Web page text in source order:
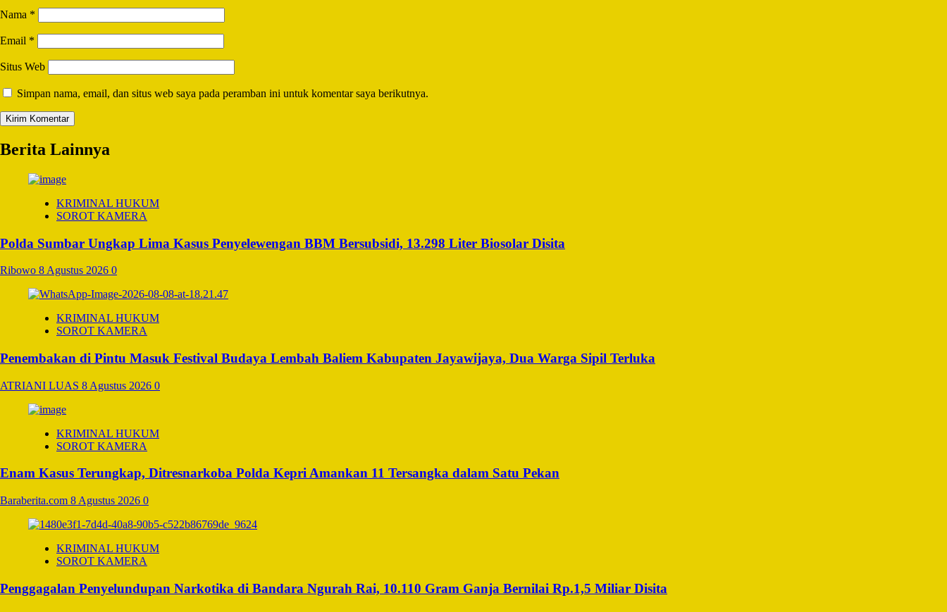
Nama *
Email *
Situs Web
Simpan nama, email, dan situs web saya pada peramban ini untuk komentar saya berikutnya.
Berita Lainnya
KRIMINAL HUKUM
SOROT KAMERA
Polda Sumbar Ungkap Lima Kasus Penyelewengan BBM Bersubsidi, 13.298 Liter Biosolar Disita
Ribowo 8 Agustus 2026 0
KRIMINAL HUKUM
SOROT KAMERA
Penembakan di Pintu Masuk Festival Budaya Lembah Baliem Kabupaten Jayawijaya, Dua Warga Sipil Terluka
ATRIANI LUAS 8 Agustus 2026 0
KRIMINAL HUKUM
SOROT KAMERA
Enam Kasus Terungkap, Ditresnarkoba Polda Kepri Amankan 11 Tersangka dalam Satu Pekan
Baraberita.com 8 Agustus 2026 0
KRIMINAL HUKUM
SOROT KAMERA
Penggagalan Penyelundupan Narkotika di Bandara Ngurah Rai, 10.110 Gram Ganja Bernilai Rp.1,5 Miliar Disita